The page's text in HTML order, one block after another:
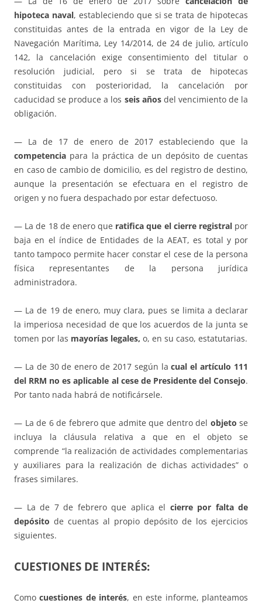
hipoteca naval, estableciendo que si se trata de hipotecas
constituidas antes de la entrada en vigor de la Ley de
Navegación Marítima, Ley 14/2014, de 24 de julio, artículo
142, la cancelación exige consentimiento del titular o
resolución judicial, pero si se trata de hipotecas
constituidas con posterioridad, la cancelación por
caducidad se produce a los seis añosdel vencimiento de la
obligación.
— La de 17 de enero de 2017 estableciendo que la
competencia para la práctica de un depósito de cuentas
en caso de cambio de domicilio, es del registro de destino,
aunque la presentación se efectuara en el registro de
origen y no fuera despachado por estar defectuoso.
— La de 18 de enero que ratifica que el cierre registralpor
baja en el índice de Entidades de la AEAT, es total y por
tanto tampoco permite hacer constar el cese de la persona
física representantes de la persona jurídica
administradora.
— La de 19 de enero, muy clara, pues se limita a declarar
la imperiosa necesidad de que los acuerdos de la junta se
tomen por las mayorías legales, o, en su caso, estatutarias.
— La de 30 de enero de 2017 según lacual el artículo 111
del RRM no es aplicable al cese de Presidente del Consejo.
Por tanto nada habrá de notificársele.
— La de 6 de febrero que admite que dentro del objeto se
incluya la cláusula relativa a que en el objeto se
comprende “la realización de actividades complementarias
y auxiliares para la realización de dichas actividades” o
frases similares.
— La de 7 de febrero que aplica el cierre por falta de
depósito de cuentas al propio depósito de los ejercicios
siguientes.
CUESTIONES DE INTERÉS:
Comocuestiones de interés, en este informe, planteamos